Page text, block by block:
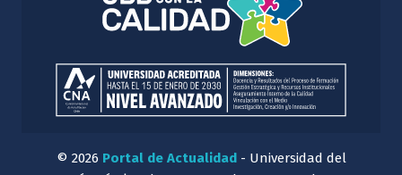
© 2026 Portal de Actualidad - Universidad del